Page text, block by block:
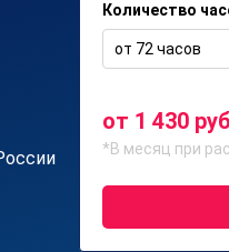
Количество
от 72 часов
от 1 430
*В месяц при